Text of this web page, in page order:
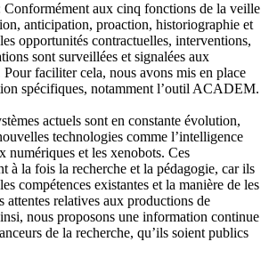
Conformément aux cinq fonctions de la veille
anticipation, proaction, historiographie et
opportunités contractuelles, interventions,
sont surveillées et signalées aux
Pour faciliter cela, nous avons mis en place
spécifiques, notamment l’outil ACADEM.
actuels sont en constante évolution,
technologies comme l’intelligence
numériques et les xenobots. Ces
à la fois la recherche et la pédagogie, car ils
compétences existantes et la manière de les
attentes relatives aux productions de
nous proposons une information continue
de la recherche, qu’ils soient publics